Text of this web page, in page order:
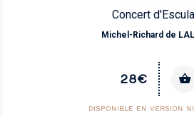
Concert
Michel-Richard de
28€
DISPONIBLE EN VERSION